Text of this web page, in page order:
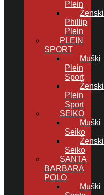
Plein
Ženski
Phillip
Plein
PLEIN
SPORT
Muški
Plein
Sport
Ženski
Plein
Sport
SEIKO
Muški
Seiko
Ženski
Seiko
SANTA
BARBARA
POLO
Muški